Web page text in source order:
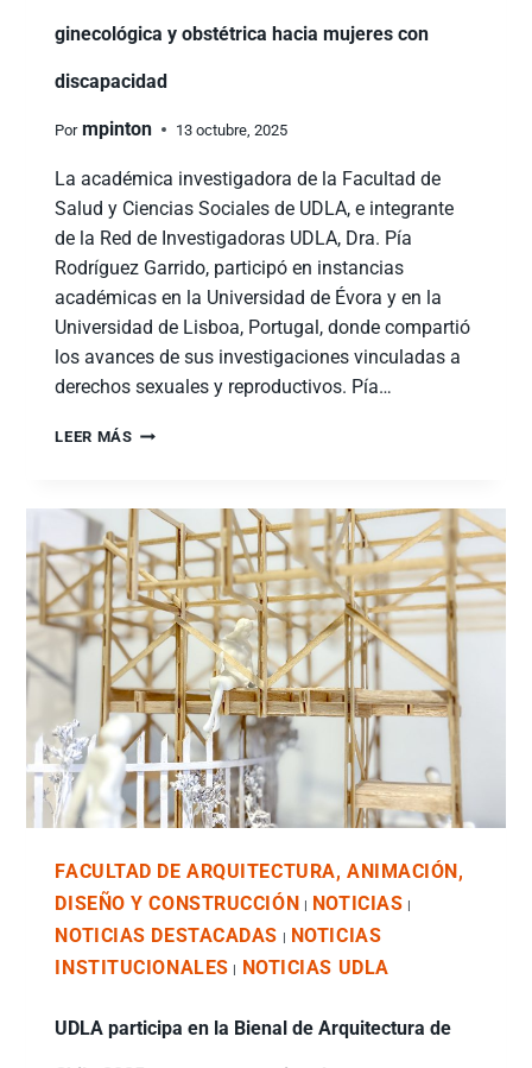
ginecológica y obstétrica hacia mujeres con
discapacidad
Por mpinton 13 octubre, 2025
La académica investigadora de la Facultad de
Salud y Ciencias Sociales de UDLA, e integrante
de la Red de Investigadoras UDLA, Dra. Pía
Rodríguez Garrido, participó en instancias
académicas en la Universidad de Évora y en la
Universidad de Lisboa, Portugal, donde compartió
los avances de sus investigaciones vinculadas a
derechos sexuales y reproductivos. Pía…
LEER MÁS
FACULTAD DE ARQUITECTURA, ANIMACIÓN,
DISEÑO Y CONSTRUCCIÓN | NOTICIAS |
NOTICIAS DESTACADAS | NOTICIAS
INSTITUCIONALES | NOTICIAS UDLA
UDLA participa en la Bienal de Arquitectura de